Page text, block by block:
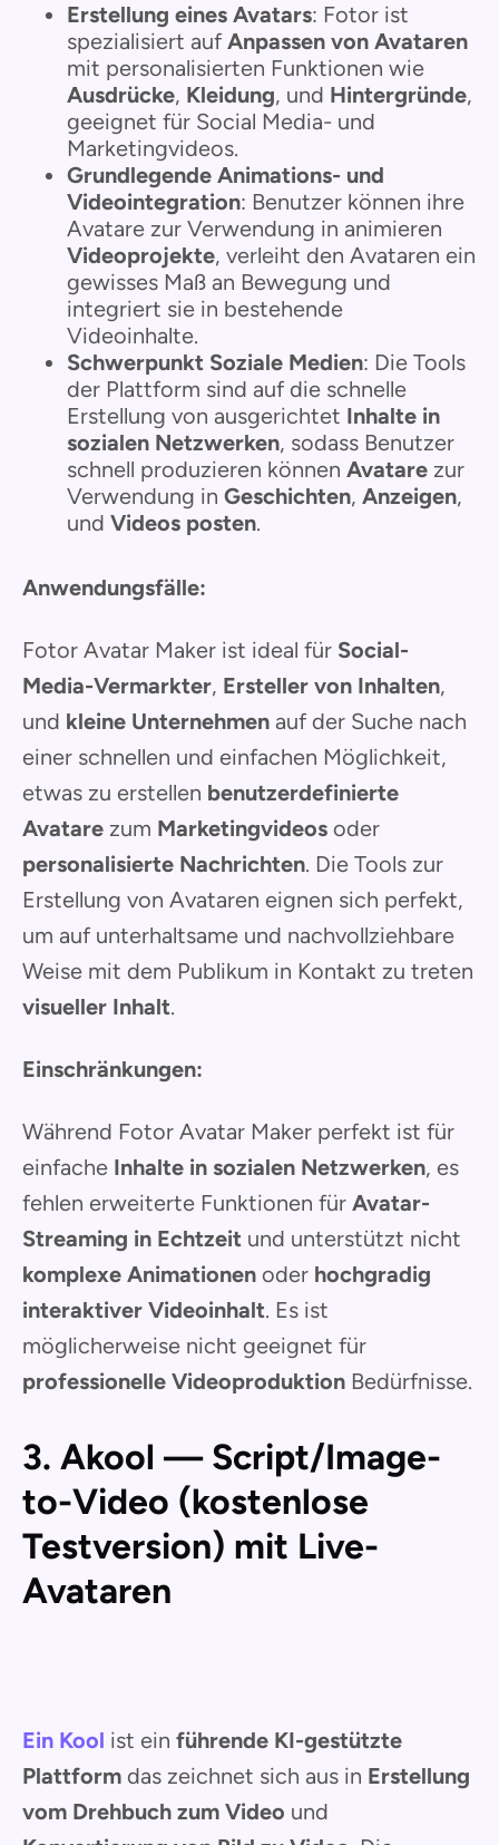
Erstellung eines Avatars: Fotor ist
spezialisiert auf Anpassen von Avataren
mit personalisierten Funktionen wie
Ausdrücke, Kleidung, und Hintergründe,
geeignet für Social Media- und
Marketingvideos.
Grundlegende Animations- und
Videointegration: Benutzer können ihre
Avatare zur Verwendung in animieren
Videoprojekte, verleiht den Avataren ein
gewisses Maß an Bewegung und
integriert sie in bestehende
Videoinhalte.
Schwerpunkt Soziale Medien: Die Tools
der Plattform sind auf die schnelle
Erstellung von ausgerichtet Inhalte in
sozialen Netzwerken, sodass Benutzer
schnell produzieren können Avatare zur
Verwendung in Geschichten, Anzeigen,
und Videos posten.
Anwendungsfälle:
Fotor Avatar Maker ist ideal für Social-
Media-Vermarkter, Ersteller von Inhalten,
und kleine Unternehmen auf der Suche nach
einer schnellen und einfachen Möglichkeit,
etwas zu erstellen benutzerdefinierte
Avatare zum Marketingvideos oder
personalisierte Nachrichten. Die Tools zur
Erstellung von Avataren eignen sich perfekt,
um auf unterhaltsame und nachvollziehbare
Weise mit dem Publikum in Kontakt zu treten
visueller Inhalt.
Einschränkungen:
Während Fotor Avatar Maker perfekt ist für
einfache Inhalte in sozialen Netzwerken, es
fehlen erweiterte Funktionen für Avatar-
Streaming in Echtzeit und unterstützt nicht
komplexe Animationen oder hochgradig
interaktiver Videoinhalt. Es ist
möglicherweise nicht geeignet für
professionelle Videoproduktion Bedürfnisse.
3. Akool — Script/Image-
to-Video (kostenlose
Testversion) mit Live-
Avataren
Ein Kool ist ein führende KI-gestützte
Plattform das zeichnet sich aus in Erstellung
vom Drehbuch zum Video und